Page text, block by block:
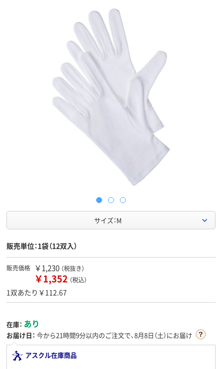
サイズ：M
販売単位：1袋（12双入）
販売価格 ￥1,230 （税抜き）
￥1,352 （税込）
1双あたり￥112.67
在庫： あり
お届け日： 今から21時間9分以内のご注文で、8月8日（土）にお届け
アスクル在庫商品